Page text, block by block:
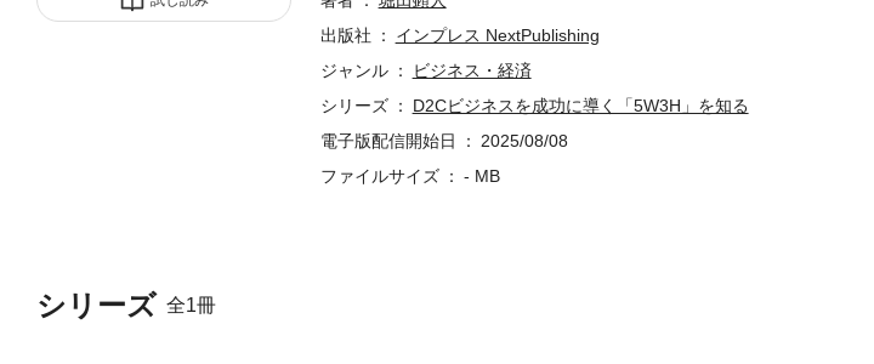
シリーズ 全1冊
回せるようになります。そこから顧客が求める商品を、必要なタイミン
の実現が可能になります。本連載では、D2C事業を立ち上げ、成功に導
や知見、関連サービスなどを届けるメディア『DIGITAL X（デジタルク
たものです。
出版社
インプレス NextPublishing
ジャンル
ビジネス・経済
シリーズ
D2Cビジネスを成功に導く「5W3H」を知る
電子版配信開始日
2025/08/08
ファイルサイズ
- MB